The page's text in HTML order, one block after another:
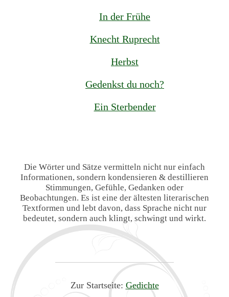
In der Frühe
Knecht Ruprecht
Herbst
Gedenkst du noch?
Ein Sterbender
Die Wörter und Sätze vermitteln nicht nur einfach
Informationen, sondern kondensieren & destillieren
Stimmungen, Gefühle, Gedanken oder
Beobachtungen. Es ist eine der ältesten literarischen
Textformen und lebt davon, dass Sprache nicht nur
bedeutet, sondern auch klingt, schwingt und wirkt.
Zur Startseite: Gedichte